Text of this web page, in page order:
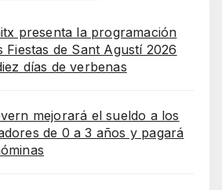
presenta la programación
Fiestas de Sant Agustí 2026
días de verbenas
mejorará el sueldo a los
de 0 a 3 años y pagará